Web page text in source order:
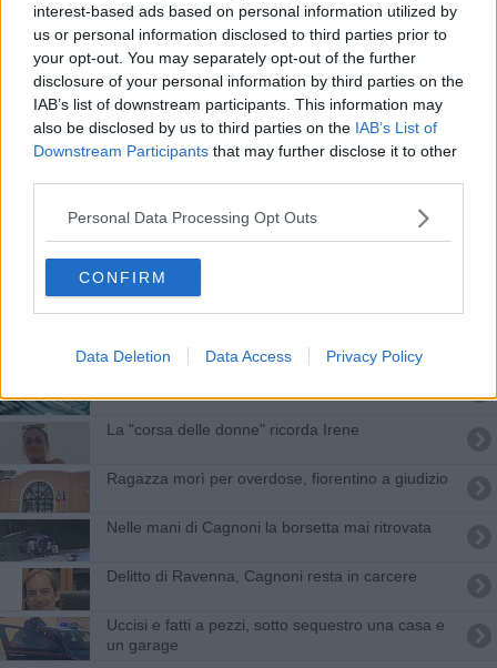
interest-based ads based on personal information utilized by
us or personal information disclosed to third parties prior to
your opt-out. You may separately opt-out of the further
disclosure of your personal information by third parties on the
IAB’s list of downstream participants. This information may
also be disclosed by us to third parties on the IAB’s List of
Downstream Participants that may further disclose it to other
Personal Data Processing Opt Outs
CONFIRM
Data Deletion Data Access Privacy Policy
carcere
Coniugi uccisi e fatti a pezzi, 30 anni all'ex nuora
Cadavere nel baule, indagati la madre e i fratelli
Cade una delle accuse per il padre di Cagnoni
Coniugi uccisi e fatti a pezzi, l'ex nuora a
Delitto Focardi, a processo il compagno
La "corsa delle donne" ricorda Irene
Ragazza morì per overdose, fiorentino a giudizio
Nelle mani di Cagnoni la borsetta mai ritrovata
Delitto di Ravenna, Cagnoni resta in carcere
Uccisi e fatti a pezzi, sotto sequestro una casa e
un garage